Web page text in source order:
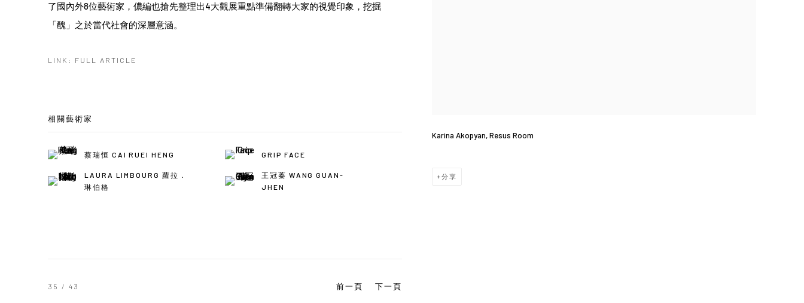
Karina Akopyan, Resus Room
分享
了國內外8位藝術家，儂編也搶先整理出4大觀展重點準備翻轉大家的視覺印象，挖掘
「醜」之於當代社會的深層意涵。
LINK: FULL ARTICLE
相關藝術家
蔡瑞恒 CAI RUEI HENG GRIP FACE
LAURA LIMBOURG 蘿拉．
琳伯格
王冠蓁 WANG GUAN-
JHEN
前一頁 下一頁
35 / 43